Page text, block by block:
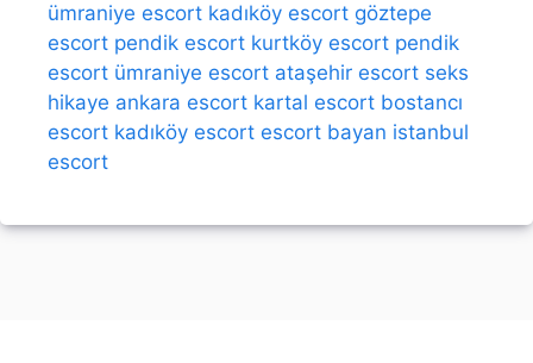
ümraniye escort kadıköy escort göztepe
escort pendik escort kurtköy escort pendik
escort ümraniye escort ataşehir escort seks
hikaye ankara escort kartal escort bostancı
escort kadıköy escort escort bayan istanbul
escort